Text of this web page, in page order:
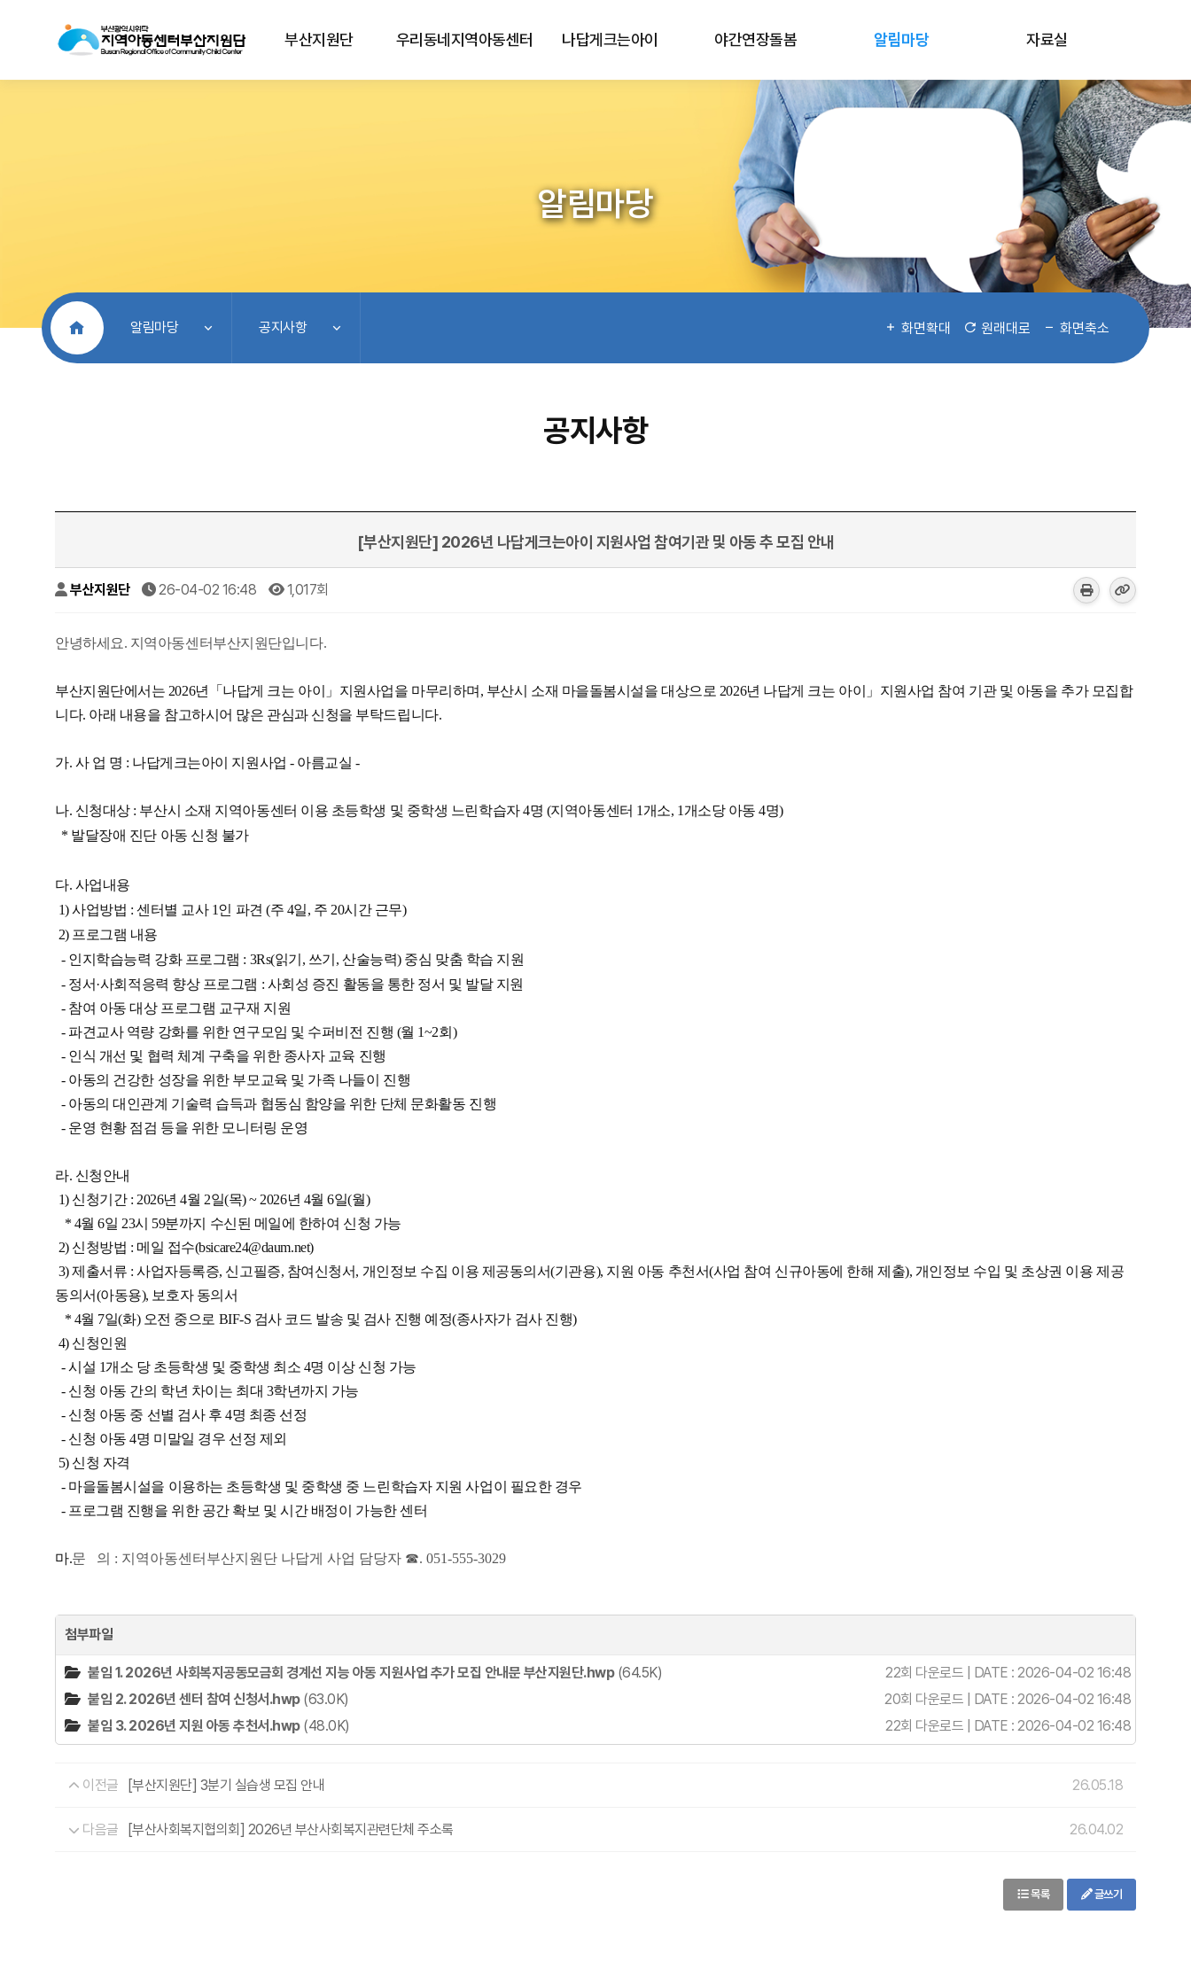
부산지원단 우리동네지역아동센터 나답게크는아이 야간연장돌봄 알림마당 자료실
알림마당
처음으로알림마당 공지사항 화면확대 원래대로 화면축소
공지사항
[부산지원단] 2026년 나답게크는아이 지원사업 참여기관 및 아동 추 모집 안내
부산지원단 26-04-02 16:48 1,017회
안녕하세요. 지역아동센터부산지원단입니다.
부산지원단에서는 2026년「나답게 크는 아이」지원사업을 마무리하며, 부산시 소재 마을돌봄시설을 대상으로 2026년 나답게 크는 아이」지원사업 참여 기관 및 아동을 추가 모집합
니다. 아래 내용을 참고하시어 많은 관심과 신청을 부탁드립니다.
가. 사 업 명 : 나답게크는아이 지원사업 - 아름교실 -
나. 신청대상 : 부산시 소재 지역아동센터 이용 초등학생 및 중학생 느린학습자 4명 (지역아동센터 1개소, 1개소당 아동 4명)
* 발달장애 진단 아동 신청 불가
다. 사업내용
1) 사업방법 : 센터별 교사 1인 파견 (주 4일, 주 20시간 근무)
2) 프로그램 내용
- 인지학습능력 강화 프로그램 : 3Rs(읽기, 쓰기, 산술능력) 중심 맞춤 학습 지원
- 정서·​사회적응력 향상 프로그램 : 사회성 증진 활동을 통한 정서 및 발달 지원
- 참여 아동 대상 프로그램 교구재 지원
- 파견교사 역량 강화를 위한 연구모임 및 수퍼비전 진행 (월 1~2회)
- 인식 개선 및 협력 체계 구축을 위한 종사자 교육 진행
- 아동의 건강한 성장을 위한 부모교육 및 가족 나들이 진행
- 아동의 대인관계 기술력 습득과 협동심 함양을 위한 단체 문화활동 진행
- 운영 현황 점검 등을 위한 모니터링 운영
라. 신청안내
1) 신청기간 : 2026년 4월 2일(목) ~ 2026년 4월 6일(월)
* 4월 6일 23시 59분까지 수신된 메일에 한하여 신청 가능
2) 신청방법 : 메일 접수(bsicare24@daum.net)
3) 제출서류 : 사업자등록증, 신고필증, 참여신청서, 개인정보 수집 이용 제공동의서(기관용), 지원 아동 추천서(사업 참여 신규아동에 한해 제출), 개인정보 수입 및 초상권 이용 제공
동의서(아동용), 보호자 동의서
* 4월 7일(화) 오전 중으로 BIF-S 검사 코드 발송 및 검사 진행 예정(종사자가 검사 진행)
4) 신청인원
- 시설 1개소 당 초등학생 및 중학생 최소 4명 이상 신청 가능
- 신청 아동 간의 학년 차이는 최대 3학년까지 가능
- 신청 아동 중 선별 검사 후 4명 최종 선정
- 신청 아동 4명 미말일 경우 선정 제외
5) 신청 자격
- 마을돌봄시설을 이용하는 초등학생 및 중학생 중 느린학습자 지원 사업이 필요한 경우
- 프로그램 진행을 위한 공간 확보 및 시간 배정이 가능한 센터
마.문 의 : 지역아동센터부산지원단 나답게 사업 담당자 ☎. 051-555-3029
첨부파일
붙임 1. 2026년 사회복지공동모금회 경계선 지능 아동 지원사업 추가 모집 안내문 부산지원단.hwp(64.5K)
22회 다운로드 | DATE : 2026-04-02 16:48
붙임 2. 2026년 센터 참여 신청서.hwp(63.0K)
20회 다운로드 | DATE : 2026-04-02 16:48
붙임 3. 2026년 지원 아동 추천서.hwp(48.0K) 22회 다운로드 | DATE : 2026-04-02 16:48
이전글 [부산지원단] 3분기 실습생 모집 안내 26.05.18
다음글 [부산사회복지협의회] 2026년 부산사회복지관련단체 주소록 26.04.02
목록 글쓰기